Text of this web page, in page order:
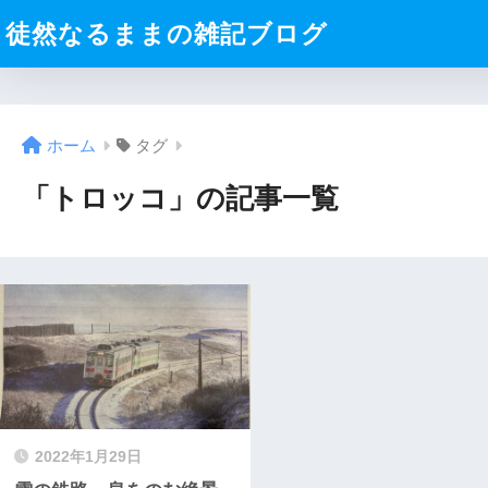
徒然なるままの雑記ブログ
ホーム タグ
「トロッコ」の記事一覧
2022年1月29日